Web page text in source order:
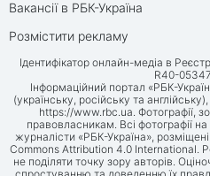
Вакансії в РБК-Україна
Розмістити рекламу
Ідентифікатор онлайн-медіа в
R40-05347
Інформаційний портал «РБК-
(українську, російську та
https://www.rbc.ua. Фотографії,
правовласникам. Всі фотографії
журналісти «РБК-Україна»,
Commons Attribution 4.0 International.
не поділяти точку зору авторів.